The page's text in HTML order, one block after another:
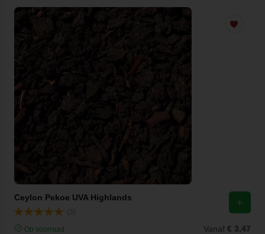
Ceylon Pekoe UVA Highlands
Op voorraad Vanaf € 3,47